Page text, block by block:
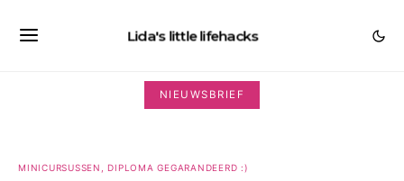
Lida's little lifehacks
NIEUWSBRIEF
MINICURSUSSEN, DIPLOMA GEGARANDEERD :)